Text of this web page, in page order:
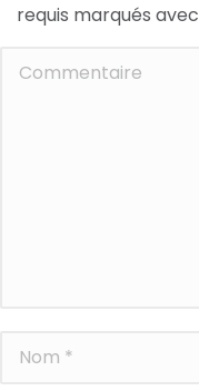
requis marqués avec
Commentaire
Nom *